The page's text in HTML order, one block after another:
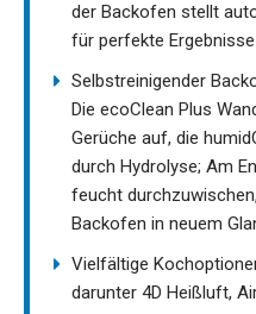
der Backofen stellt
für perfekte
Selbstreinigender
Die ecoClean Plus
Gerüche auf, die
durch Hydrolyse; Am
feucht
Backofen in neuem
Vielfältige
darunter 4D Heißluft,